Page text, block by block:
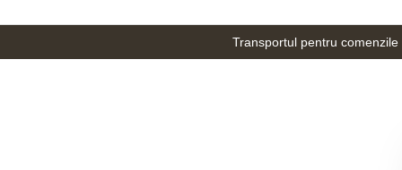
Transportul pentru